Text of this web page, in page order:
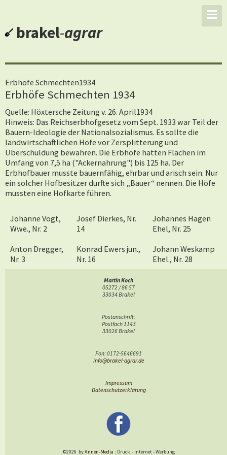
brakel-agrar
Erbhöfe Schmechten1934
Erbhöfe Schmechten 1934
Quelle: Höxtersche Zeitung v. 26. April1934
Hinweis: Das Reichserbhofgesetz vom Sept. 1933 war Teil der
Bauern-Ideologie der Nationalsozialismus. Es sollte die
landwirtschaftlichen Höfe vor Zersplitterung und
Überschuldung bewahren. Die Erbhöfe hatten Flächen im
Umfang von 7,5 ha ("Ackernahrung") bis 125 ha. Der
Erbhofbauer musste bauernfähig, ehrbar und arisch sein. Nur
ein solcher Hofbesitzer durfte sich „Bauer“ nennen. Die Höfe
mussten eine Hofkarte führen.
Johanne Vogt,
Wwe., Nr. 2
Josef Dierkes, Nr.
14
Johannes Hagen
Ehel, Nr. 25
Anton Dregger,
Nr. 3
Konrad Ewers jun.,
Nr. 16
Johann Weskamp
Ehel., Nr. 28
Josef Nahen, Nr.
Johann Hillebrand
Ehel., Nr. 22
Martin Koch
05272 / 86 57
33034 Brakel
Postanschrift:
Postfach 1143
33026 Brakel
Fon: 0172-5646691
info@brakel-agrar.de
Impressum
Datenschutzerklärung
©2026 byAnnen-Media : Druck - Internet-Werbung